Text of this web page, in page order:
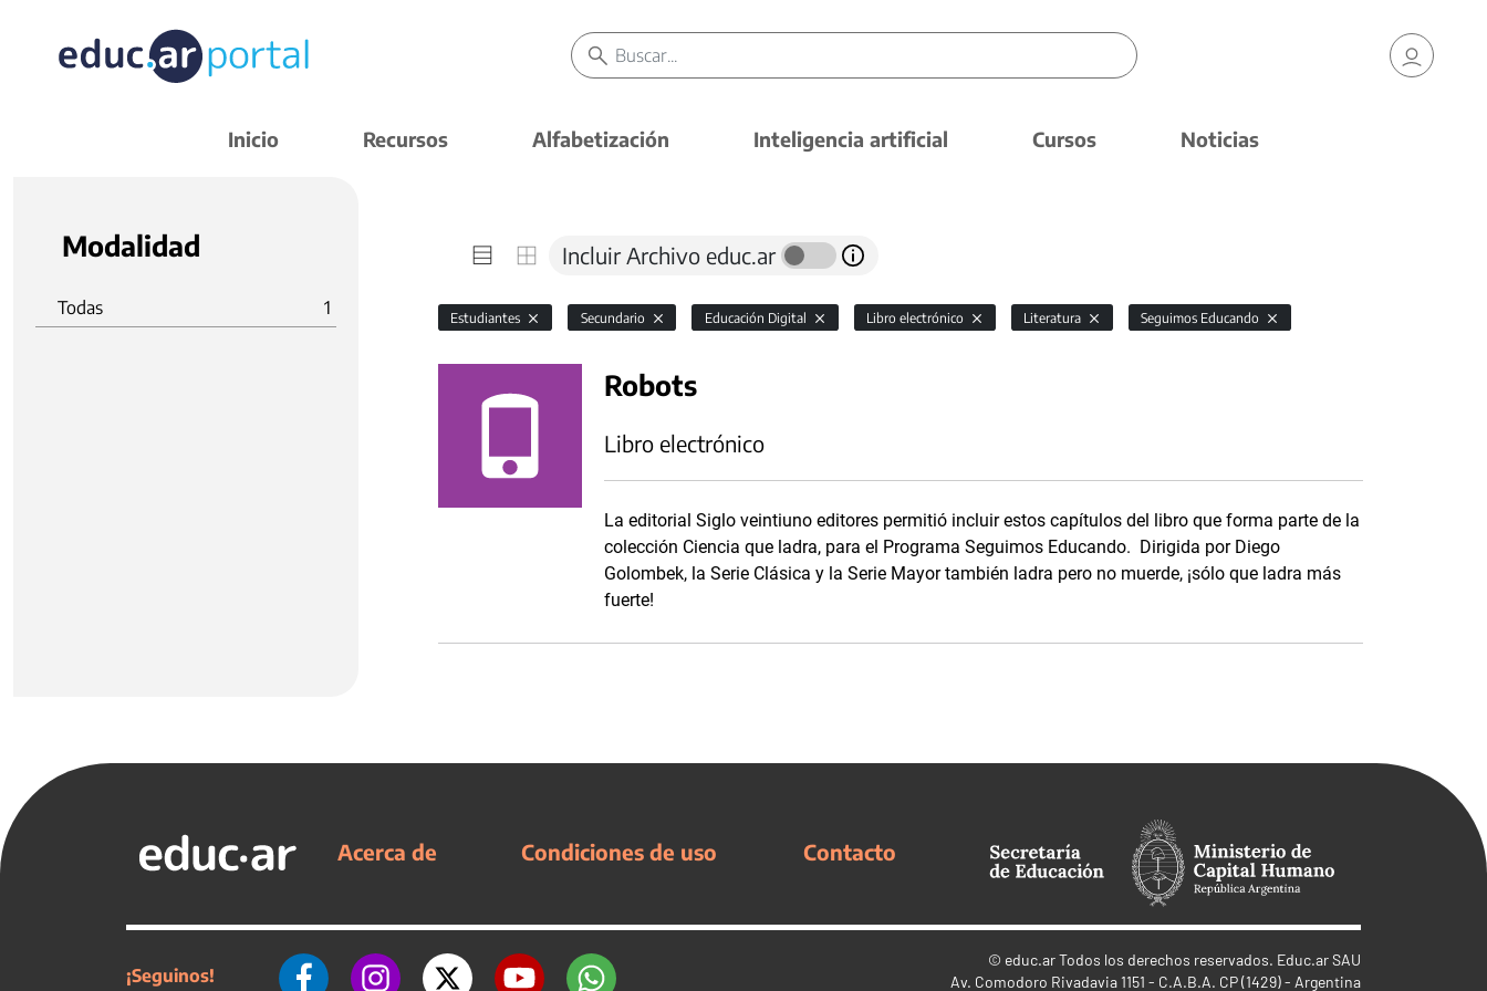
Inicio Recursos Alfabetización Inteligencia artificial Cursos Noticias
Modalidad
Todas 1
Incluir Archivo educ.ar
Estudiantes Secundario Educación Digital Libro electrónico Literatura Seguimos Educando
Robots
Libro electrónico
La editorial Siglo veintiuno editores permitió incluir estos capítulos del libro que forma parte de la
colección Ciencia que ladra, para el Programa Seguimos Educando. Dirigida por Diego
Golombek, la Serie Clásica y la Serie Mayor también ladra pero no muerde, ¡sólo que ladra más
fuerte!
Acerca de Condiciones de uso Contacto
¡Seguinos!
© educ.arTodos los derechos reservados. Educ.ar SAU
Av. Comodoro Rivadavia 1151 - C.A.B.A. CP (1429) - Argentina